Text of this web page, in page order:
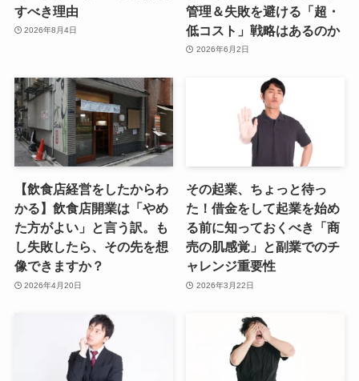
すべき理由
2026年8月4日
管理＆失敗を避ける「超・
低コスト」戦略はあるのか
2026年6月2日
【飲食店経営をしたからわ
かる】飲食店開業は「やめ
た方がよい」と言う訳。も
し失敗したら、その先を想
像できますか？
2026年4月20日
その起業、ちょっと待っ
た！借金をして起業を始め
る前に知っておくべき「商
売の肌感覚」と副業でのチ
ャレンジ重要性
2026年3月22日